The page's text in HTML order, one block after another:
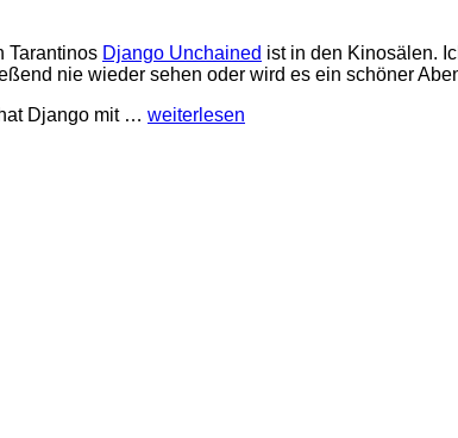
Tarantinos Django Unchained ist in den Kinosälen.
nie wieder sehen oder wird es ein schöner
Django mit … weiterlesen